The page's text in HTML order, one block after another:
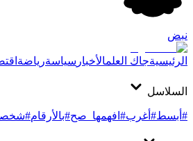
نبض
الرئيسيةجاك العلمالأخبار سياسةرياضة
السلاسل
#أبسط#أغرب#افهمها_صح#بالأرقام